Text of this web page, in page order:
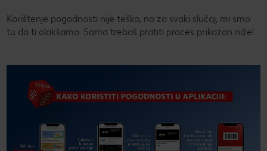
Korištenje pogodnosti nije teško, no za svaki slučaj, mi smo
tu da ti olakšamo. Samo trebaš pratiti proces prikazan niže!